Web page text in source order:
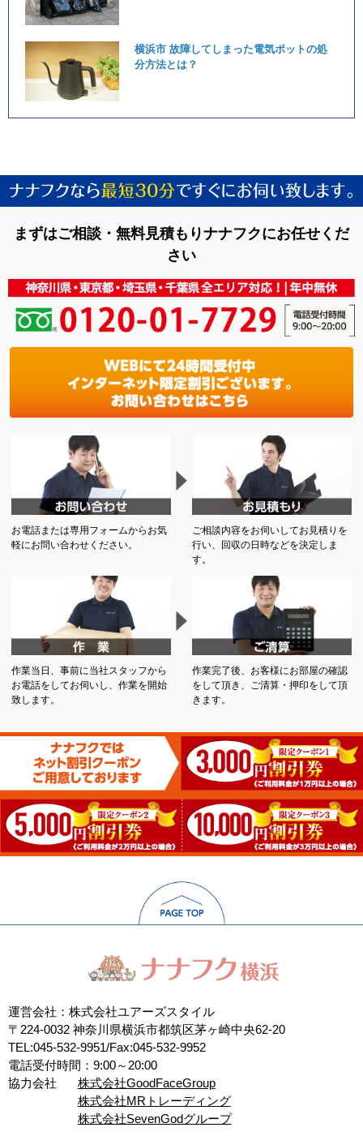
横浜市 故障してしまった電気ポットの処
分方法とは？
まずはご相談・無料見積もりナナフクにお任せくだ
さい
お電話または専用フォームからお気
軽にお問い合わせください。
ご相談内容をお伺いしてお見積りを
行い、回収の日時などを決定しま
す。
作業当日、事前に当社スタッフから
お電話をしてお伺いし、作業を開始
致します。
作業完了後、お客様にお部屋の確認
をして頂き、ご清算・押印をして頂
きます。
運営会社：株式会社ユアーズスタイル
〒224-0032 神奈川県横浜市都筑区茅ヶ崎中央62-20
TEL:045-532-9951/Fax:045-532-9952
電話受付時間：9:00～20:00
協力会社
株式会社GoodFaceGroup
株式会社MRトレーディング
株式会社SevenGodグループ